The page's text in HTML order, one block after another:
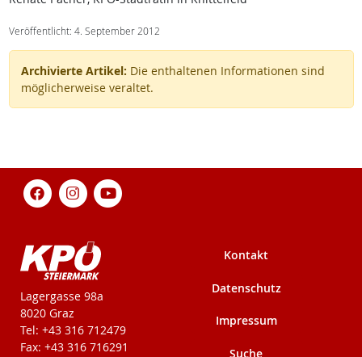
Veröffentlicht: 4. September 2012
Archivierte Artikel: Die enthaltenen Informationen sind
möglicherweise veraltet.
KPÖ-Steiermark
Lagergasse 98a
8020 Graz
Tel: +43 316 712479
Fax: +43 316 716291
Kontakt
Datenschutz
Impressum
Suche